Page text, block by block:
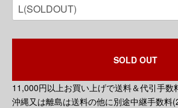
SOLD OUT
11,000円以上お買い上げで送料＆代引手数
沖縄又は離島は送料の他に別途中継手数料